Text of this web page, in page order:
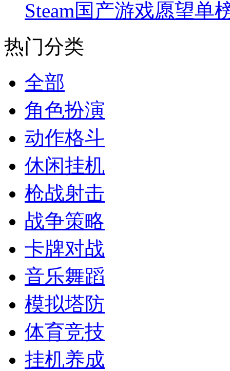
Steam国产游戏愿望单
热门分类
全部
角色扮演
动作格斗
休闲挂机
枪战射击
战争策略
卡牌对战
音乐舞蹈
模拟塔防
体育竞技
挂机养成